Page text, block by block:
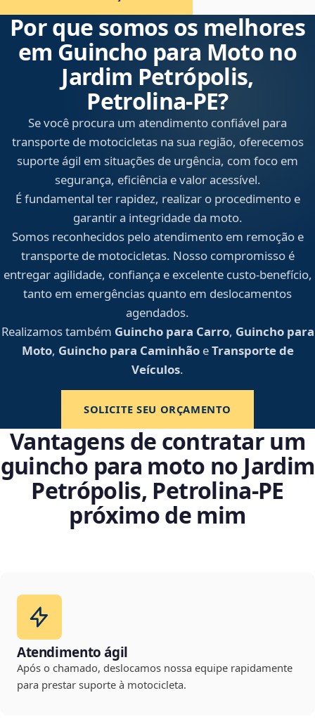
Por que somos os melhores
em Guincho para Moto no
Jardim Petrópolis,
Petrolina‑PE?
Se você procura um atendimento confiável para
transporte de motocicletas na sua região, oferecemos
suporte ágil em situações de urgência, com foco em
segurança, eficiência e valor acessível.
É fundamental ter rapidez, realizar o procedimento e
garantir a integridade da moto.
Somos reconhecidos pelo atendimento em remoção e
transporte de motocicletas. Nosso compromisso é
entregar agilidade, confiança e excelente custo-benefício,
tanto em emergências quanto em deslocamentos
agendados.
Realizamos também Guincho para Carro, Guincho para
Moto, Guincho para CaminhãoeTransporte de
Veículos.
SOLICITE SEU ORÇAMENTO
Vantagens de contratar um
guincho para moto no Jardim
Petrópolis, Petrolina‑PE
próximo de mim
Atendimento ágil
Após o chamado, deslocamos nossa equipe rapidamente
para prestar suporte à motocicleta.